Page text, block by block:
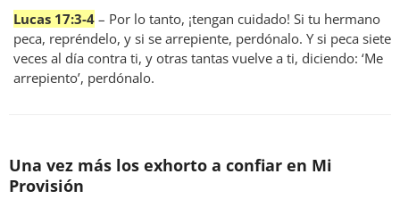
Lucas 17:3-4 – Por lo tanto, ¡tengan cuidado! Si tu hermano
peca, repréndelo, y si se arrepiente, perdónalo. Y si peca siete
veces al día contra ti, y otras tantas vuelve a ti, diciendo: ‘Me
arrepiento’, perdónalo.
Una vez más los exhorto a confiar en Mi
Provisión